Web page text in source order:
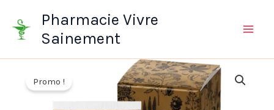
contenu
Pharmacie Vivre
Sainement
Promo !